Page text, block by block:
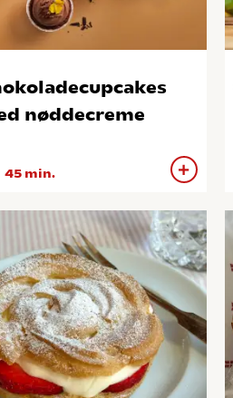
nøddecreme
45 min.